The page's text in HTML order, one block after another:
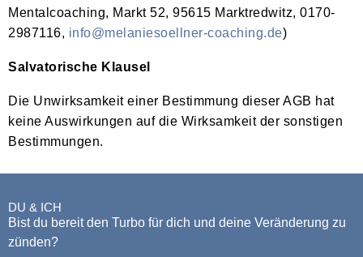
Mentalcoaching, Markt 52, 95615 Marktredwitz, 0170-
2987116, info@melaniesoellner-coaching.de)
Salvatorische Klausel
Die Unwirksamkeit einer Bestimmung dieser AGB hat
keine Auswirkungen auf die Wirksamkeit der sonstigen
Bestimmungen.
DU & ICH
Bist du bereit den Turbo für dich und deine Veränderung zu
zünden?